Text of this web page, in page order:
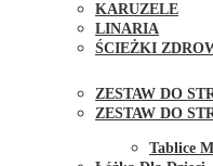
KARUZELE
LINARIA
ŚCIEŻKI
ZESTAW DO
ZESTAW DO
Tablice